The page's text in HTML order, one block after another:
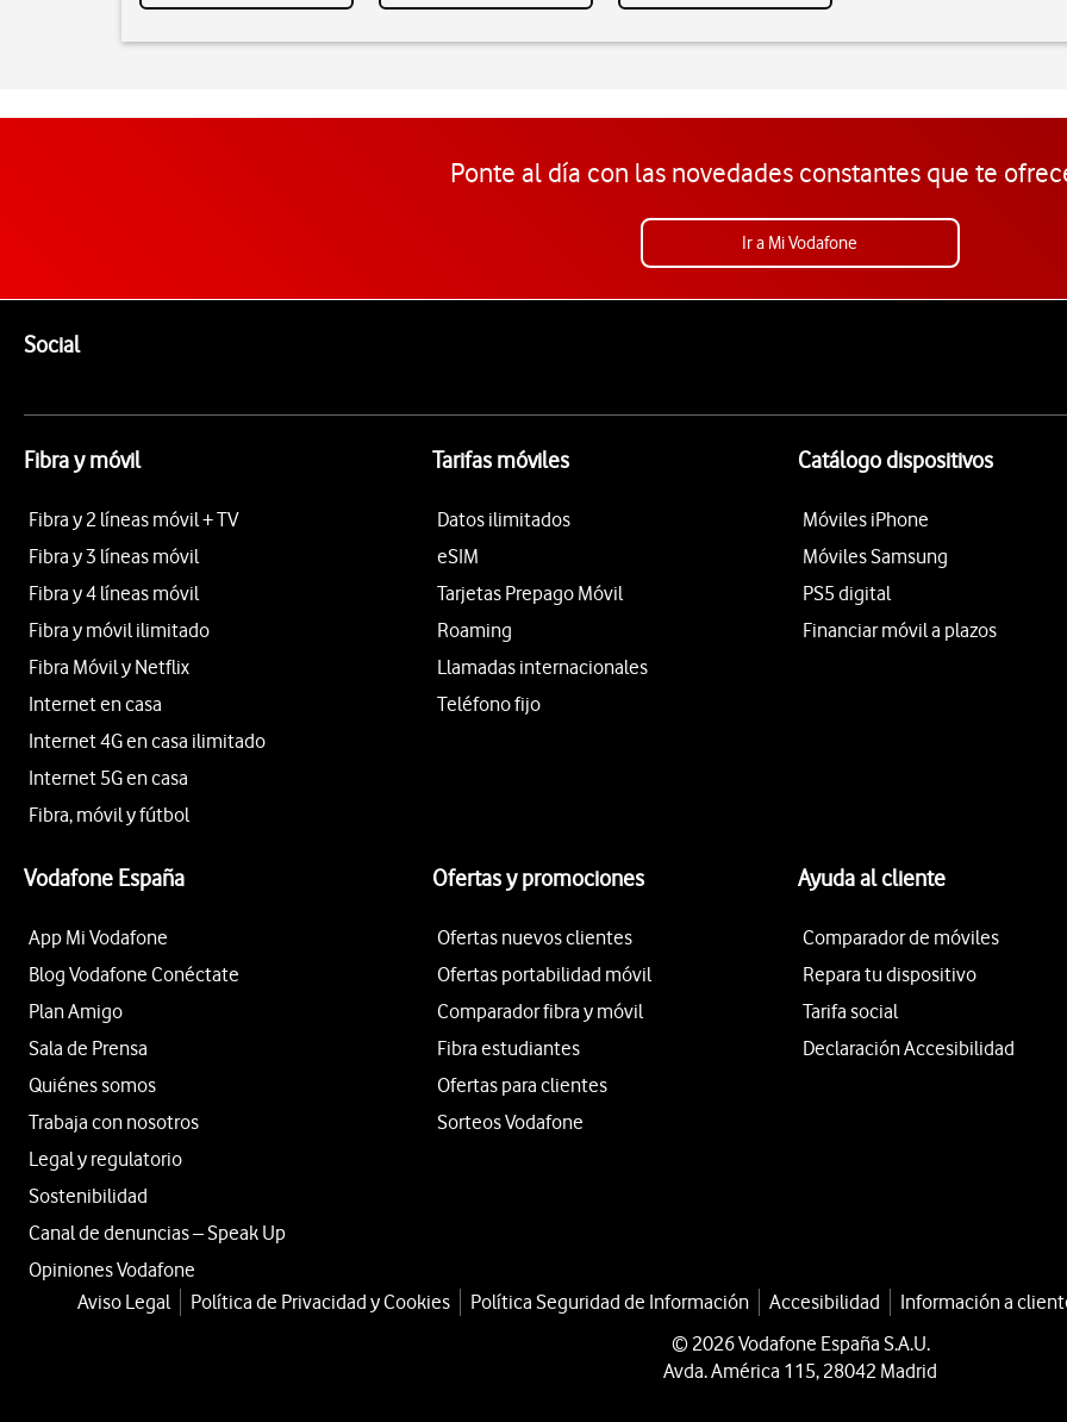
Ponte al día con las novedades constantes que te
Ir a Mi Vodafone
SocialEnlaces a las redes sociales de Vodafone
Fibra y móvil
Fibra y 2 líneas móvil + TV
Fibra y 3 líneas móvil
Fibra y 4 líneas móvil
Fibra y móvil ilimitado
Fibra Móvil y Netflix
Internet en casa
Internet 4G en casa ilimitado
Internet 5G en casa
Fibra, móvil y fútbol
Tarifas móviles
Datos ilimitados
eSIM
Tarjetas Prepago Móvil
Roaming
Llamadas internacionales
Teléfono fijo
Catálogo dispositivos
Móviles iPhone
Móviles Samsung
PS5 digital
Financiar móvil a plazos
Vodafone España
App Mi Vodafone
Blog Vodafone Conéctate
Plan Amigo
Sala de Prensa
Quiénes somos
Trabaja con nosotros
Legal y regulatorio
Sostenibilidad
Canal de denuncias – Speak Up
Opiniones Vodafone
Ofertas y promociones
Ofertas nuevos clientes
Ofertas portabilidad móvil
Comparador fibra y móvil
Fibra estudiantes
Ofertas para clientes
Sorteos Vodafone
Ayuda al cliente
Comparador de móviles
Repara tu dispositivo
Tarifa social
Declaración Accesibilidad
Aviso Legal Política de Privacidad y Cookies Política Seguridad de Información Accesibilidad Información a
© 2026 Vodafone España S.A.U.
Avda. América 115, 28042 Madrid